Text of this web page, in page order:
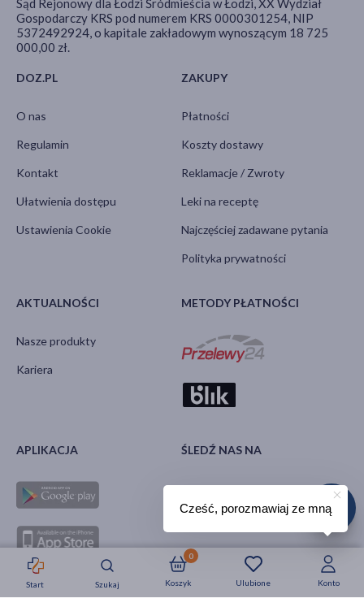
Strefa okazji Nowości Krótkie daty
Start Szukaj Ulubione
Koszyk
0
Konto
DOZ.PL
O nas
Regulamin
Kontakt
Ułatwienia dostępu
Ustawienia Cookie
ZAKUPY
Płatności
Koszty dostawy
Reklamacje / Zwroty
Leki na receptę
Najczęściej zadawane pytania
Polityka prywatności
AKTUALNOŚCI
Nasze produkty
Kariera
METODY PŁATNOŚCI
APLIKACJA ŚLEDŹ NAS NA
Sąd Rejonowy dla Łodzi Śródmieścia w Łodzi, XX Wydział
Gospodarczy KRS pod numerem KRS 0000301254, NIP
5372492924, o kapitale zakładowym wynoszącym 18 725
000,00 zł.
Cześć, porozmawiaj ze mną